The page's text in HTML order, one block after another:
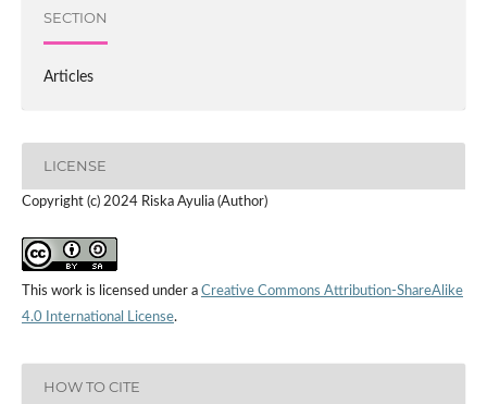
SECTION
Articles
LICENSE
Copyright (c) 2024 Riska Ayulia (Author)
This work is licensed under a Creative Commons Attribution-ShareAlike
4.0 International License.
HOW TO CITE